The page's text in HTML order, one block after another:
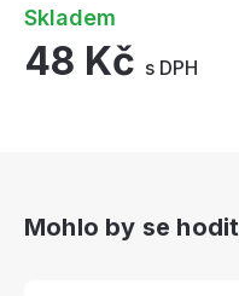
Skladem
48 Kč s DPH
Mohlo by se hodit